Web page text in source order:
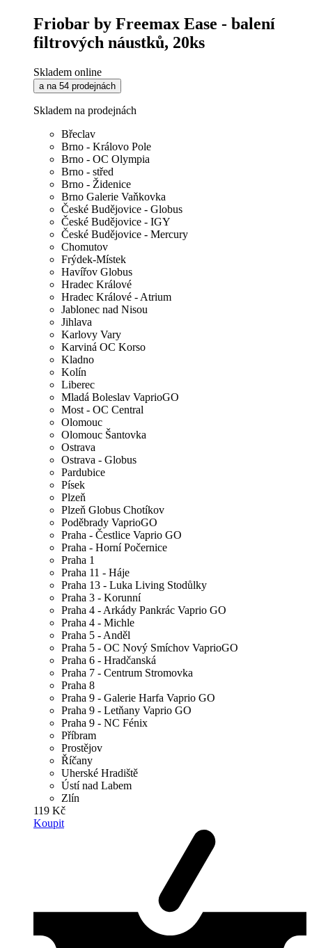
Friobar by Freemax Ease - balení
filtrových náustků, 20ks
Skladem online
a na 54 prodejnách
Skladem na prodejnách
Břeclav
Brno - Královo Pole
Brno - OC Olympia
Brno - střed
Brno - Židenice
Brno Galerie Vaňkovka
České Budějovice - Globus
České Budějovice - IGY
České Budějovice - Mercury
Chomutov
Frýdek-Místek
Havířov Globus
Hradec Králové
Hradec Králové - Atrium
Jablonec nad Nisou
Jihlava
Karlovy Vary
Karviná OC Korso
Kladno
Kolín
Liberec
Mladá Boleslav VaprioGO
Most - OC Central
Olomouc
Olomouc Šantovka
Ostrava
Ostrava - Globus
Pardubice
Písek
Plzeň
Plzeň Globus Chotíkov
Poděbrady VaprioGO
Praha - Čestlice Vaprio GO
Praha - Horní Počernice
Praha 1
Praha 11 - Háje
Praha 13 - Luka Living Stodůlky
Praha 3 - Korunní
Praha 4 - Arkády Pankrác Vaprio GO
Praha 4 - Michle
Praha 5 - Anděl
Praha 5 - OC Nový Smíchov VaprioGO
Praha 6 - Hradčanská
Praha 7 - Centrum Stromovka
Praha 8
Praha 9 - Galerie Harfa Vaprio GO
Praha 9 - Letňany Vaprio GO
Praha 9 - NC Fénix
Příbram
Prostějov
Říčany
Uherské Hradiště
Ústí nad Labem
Zlín
119 Kč
Koupit